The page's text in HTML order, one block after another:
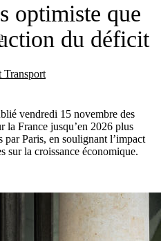
Transport
optimiste que
du déficit
vendredi 15 novembre des
la France jusqu’en 2026 plus
par Paris, en soulignant l’impact
sur la croissance économique.